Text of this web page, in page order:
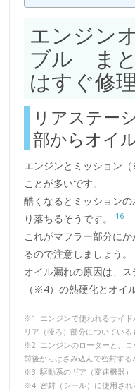
エンジン
ブル ま
はすぐ修
リアステー
部からオイ
エンジンとミッション
ことが多いです。
酷くなるとミッション
り落ちるそうです。
16
これがマフラー部分に
るので注意しましょう。
オイル漏れの原因は、
（※4）の熱硬化とオイ
※1. エンジンで使われるサイ
リア（後ろ）部分についている
※2. エンジンのローターと、
前後からはさみ込んで密封する
※3. 駆動系のギア（変速機器）
※4. 密封（シール）に使用さ